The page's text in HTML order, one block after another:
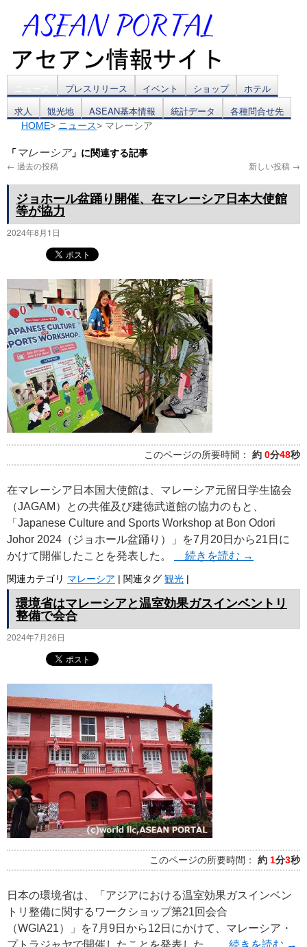
ン
ン
へ
ッ
プ
プレスリリース イベント ショップ
ホテル
求人
観光地 ASEAN基本情報 統計データ 各種問合せ先
HOME> ニュース> マレーシア
「マレーシア」に関連する記事
← 過去の投稿 新しい投稿 →
ジョホール盆踊り開催、在マレーシア日本大使館
等が協力
2024年8月1日
このページの所要時間： 約 0分48秒
在マレーシア日本国大使館は、マレーシア元留日学生協会
（JAGAM）との共催及び建徳武道館の協力のもと、
「Japanese Culture and Sports Workshop at Bon Odori
Johor 2024（ジョホール盆踊り）」を7月20日から21日に
かけて開催したことを発表した。
続きを読む →
関連カテゴリ マレーシア | 関連タグ 観光 |
環境省はマレーシアと温室効果ガスインベントリ
整備で会合
2024年7月26日
このページの所要時間： 約 1分3秒
日本の環境省は、「アジアにおける温室効果ガスインベン
トリ整備に関するワークショップ第21回会合
（WGIA21）」を7月9日から12日にかけて、マレーシア・
プトラジャヤで開催したことを発表した。
続きを読む →